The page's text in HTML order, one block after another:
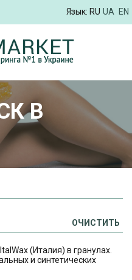
Язык: RU UA EN
В
ОЧИСТИТЬ
(Италия) в гранулах.
и синтетических